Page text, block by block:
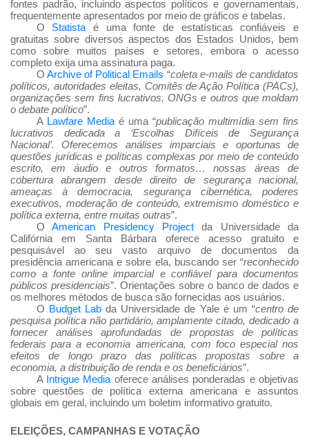
fontes padrão, incluindo aspectos políticos e governamentais,
frequentemente apresentados por meio de gráficos e tabelas.
O Statista é uma fonte de estatísticas confiáveise
gratuitas sobre diversos aspectos dos Estados Unidos, bem
como sobre muitos países e setores, embora o acesso
completo exija uma assinatura paga.
O Archive of Political Emails “coleta e-mails de candidatos
políticos, autoridades eleitas, Comitês de Ação Política (PACs),
organizações sem fins lucrativos, ONGs e outros que moldam
o debate político”.
A Lawfare Mediaé uma “publicação multimídia sem fins
lucrativos dedicada a ‘Escolhas Difíceis de Segurança
Nacional’. Oferecemos análises imparciais e oportunas de
questões jurídicas e políticas complexas por meio de conteúdo
escrito, em áudio e outros formatos… nossas áreas de
cobertura abrangem desde direito de segurança nacional,
ameaças à democracia, segurança cibernética, poderes
executivos, moderação de conteúdo, extremismo doméstico e
política externa, entre muitas outras”.
OAmerican Presidency Projectda Universidade da
Califórnia em Santa Bárbara oferece acesso gratuito e
pesquisável ao seu vasto arquivo de documentos da
presidência americana e sobre ela, buscando ser “reconhecido
como a fonte online imparcial e confiável para documentos
públicos presidenciais”. Orientações sobre o banco de dados e
os melhores métodos de busca são fornecidas aos usuários.
O Budget Lab da Universidade de Yale é um “centro de
pesquisa política não partidário, amplamente citado, dedicado a
fornecer análises aprofundadas de propostas de políticas
federais para a economia americana, com foco especial nos
efeitos de longo prazo das políticas propostas sobre a
economia, a distribuição de renda e os beneficiários”.
A Intrigue Media oferece análises ponderadas e objetivas
sobre questões de política externa americana e assuntos
globais em geral, incluindo um boletim informativo gratuito.
ELEIÇÕES, CAMPANHAS E VOTAÇÃO